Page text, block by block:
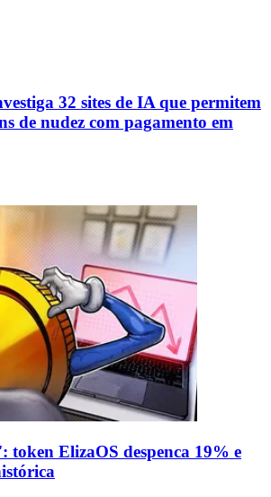
32 sites de IA que permitem
de nudez com pagamento em
token ElizaOS despenca 19% e